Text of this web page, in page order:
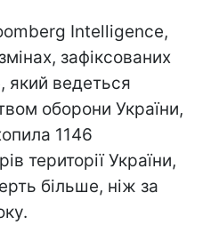
Intelligence,
зафіксованих
який ведеться
оборони України,
1146
території України,
більше, ніж за